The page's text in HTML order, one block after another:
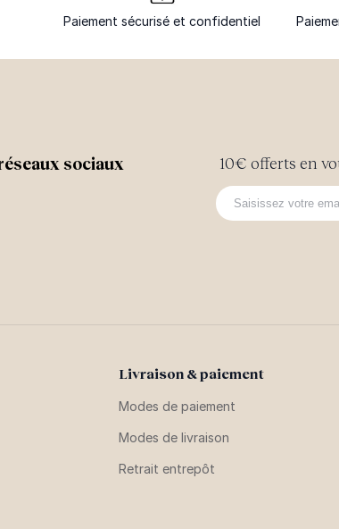
Paiement sécurisé et confidentiel
sociaux 10€ offerts en
Livraison & paiement
Modes de paiement
Modes de livraison
Retrait entrepôt